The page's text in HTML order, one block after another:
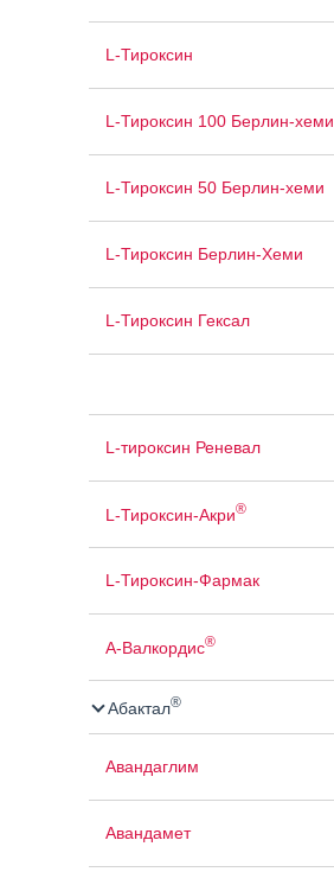
L-Тироксин
L-Тироксин 100 Берлин-хеми
L-Тироксин 50 Берлин-хеми
L-Тироксин Берлин-Хеми
L-Тироксин Гексал
L-тироксин Реневал
L-Тироксин-Акри®
L-Тироксин-Фармак
А-Валкордис®
Абактал®
Авандаглим
Авандамет